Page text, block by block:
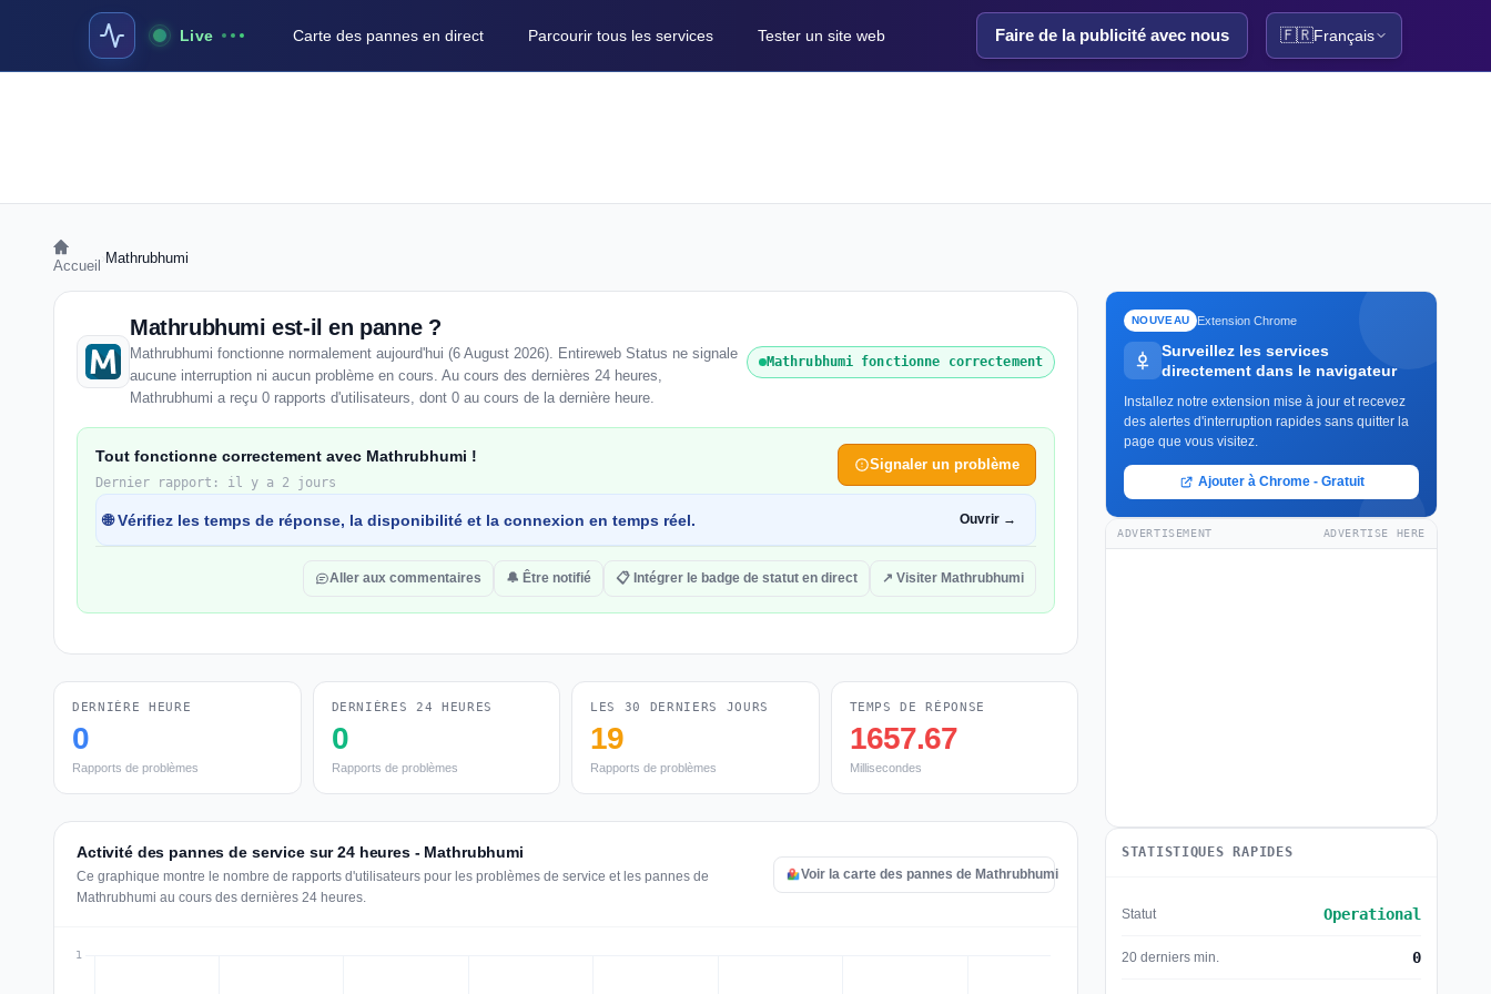
Live Carte des pannes en direct Parcourir tous les services Tester un site web Faire de la publicité avec nous 🇫🇷Français
Accueil Mathrubhumi
Mathrubhumi est-il en panne ?
Mathrubhumi fonctionne normalement aujourd'hui (6 August 2026). Entireweb Status ne signale
aucune interruption ni aucun problème en cours. Au cours des dernières 24 heures,
Mathrubhumi a reçu 0 rapports d'utilisateurs, dont 0 au cours de la dernière heure.
Mathrubhumi fonctionne correctement
Tout fonctionne correctement avec Mathrubhumi !
Dernier rapport: il y a 2 jours
Signaler un problème
🌐 Vérifiez les temps de réponse, la disponibilité et la connexion en temps réel. Ouvrir →
Aller aux commentaires 🔔 Être notifié 📋 Intégrer le badge de statut en direct ↗ Visiter Mathrubhumi
DERNIÈRE HEURE
0
Rapports de problèmes
DERNIÈRES 24 HEURES
0
Rapports de problèmes
LES 30 DERNIERS JOURS
19
Rapports de problèmes
TEMPS DE RÉPONSE
1657.67
Millisecondes
Activité des pannes de service sur 24 heures - Mathrubhumi
Ce graphique montre le nombre de rapports d'utilisateurs pour les problèmes de service et les pannes de
Mathrubhumi au cours des dernières 24 heures.
Voir la carte des pannes de Mathrubhumi
NOUVEAU Extension Chrome
Surveillez les services
directement dans le navigateur
Installez notre extension mise à jour et recevez
des alertes d'interruption rapides sans quitter la
page que vous visitez.
Ajouter à Chrome - Gratuit
ADVERTISEMENT ADVERTISE HERE
STATISTIQUES RAPIDES
Statut Operational
20 derniers min. 0